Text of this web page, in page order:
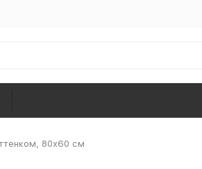
80x60 см